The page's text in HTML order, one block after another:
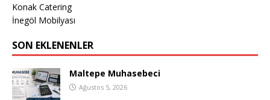
Konak Catering
İnegöl Mobilyası
SON EKLENENLER
Maltepe Muhasebeci
Ağustos 5, 2026